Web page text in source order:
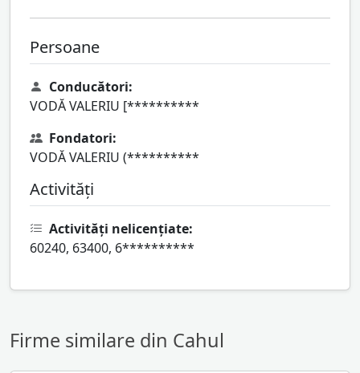
Persoane
Conducători:
VODĂ VALERIU [**********
Fondatori:
VODĂ VALERIU (**********
Activități
Activități nelicențiate:
60240, 63400, 6**********
Firme similare din Cahul